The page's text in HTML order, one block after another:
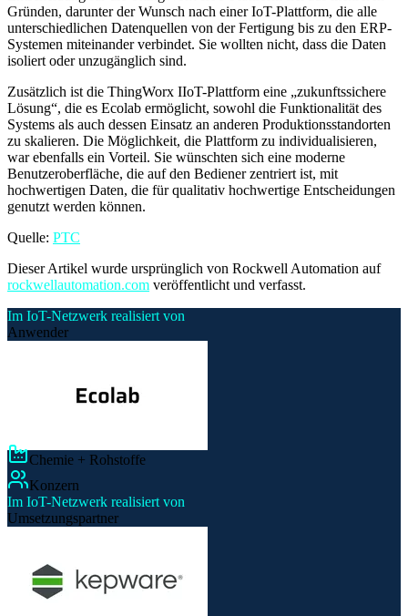
Gründen, darunter der Wunsch nach einer IoT-Plattform, die alle
unterschiedlichen Datenquellen von der Fertigung bis zu den ERP-
Systemen miteinander verbindet. Sie wollten nicht, dass die Daten
isoliert oder unzugänglich sind.
Zusätzlich ist die ThingWorx IIoT-Plattform eine „zukunftssichere
Lösung“, die es Ecolab ermöglicht, sowohl die Funktionalität des
Systems als auch dessen Einsatz an anderen Produktionsstandorten
zu skalieren. Die Möglichkeit, die Plattform zu individualisieren,
war ebenfalls ein Vorteil. Sie wünschten sich eine moderne
Benutzeroberfläche, die auf den Bediener zentriert ist, mit
hochwertigen Daten, die für qualitativ hochwertige Entscheidungen
genutzt werden können.
Quelle: PTC
Dieser Artikel wurde ursprünglich von Rockwell Automation auf
rockwellautomation.com veröffentlicht und verfasst.
Im IoT-Netzwerk realisiert von
Anwender
Chemie + Rohstoffe
Konzern
Im IoT-Netzwerk realisiert von
Umsetzungspartner